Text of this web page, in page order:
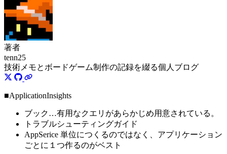
著者
tenn25
技術メモとボードゲーム制作の記録を綴る個人ブログ
■ApplicationInsights
ブック…有用なクエリがあらかじめ用意されている。
トラブルシューティングガイド
AppSerice 単位につくるのではなく、アプリケーション
ごとに１つ作るのがベスト